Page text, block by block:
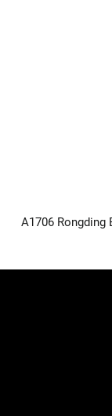
A1706 Rongding